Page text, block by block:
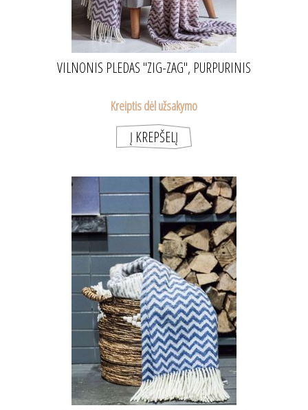
VILNONIS PLEDAS "ZIG-ZAG", PURPURINIS
Kreiptis dėl užsakymo